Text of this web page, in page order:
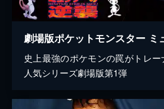
劇場版ポケットモンスター ミ
史上最強のポケモンの罠がトレ
人気シリーズ劇場版第1弾